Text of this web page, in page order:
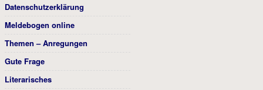
Datenschutzerklärung
Meldebogen online
Themen – Anregungen
Gute Frage
Literarisches